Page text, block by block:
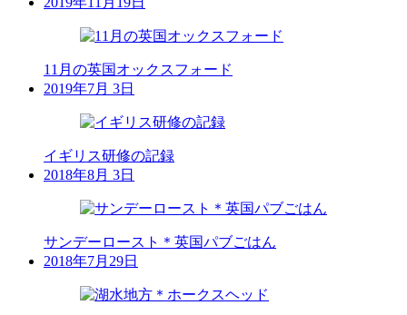
11月の英国オックスフォード
2019年7月 3日
イギリス研修の記録
2018年8月 3日
サンデーロースト＊英国パブごはん
2018年7月29日